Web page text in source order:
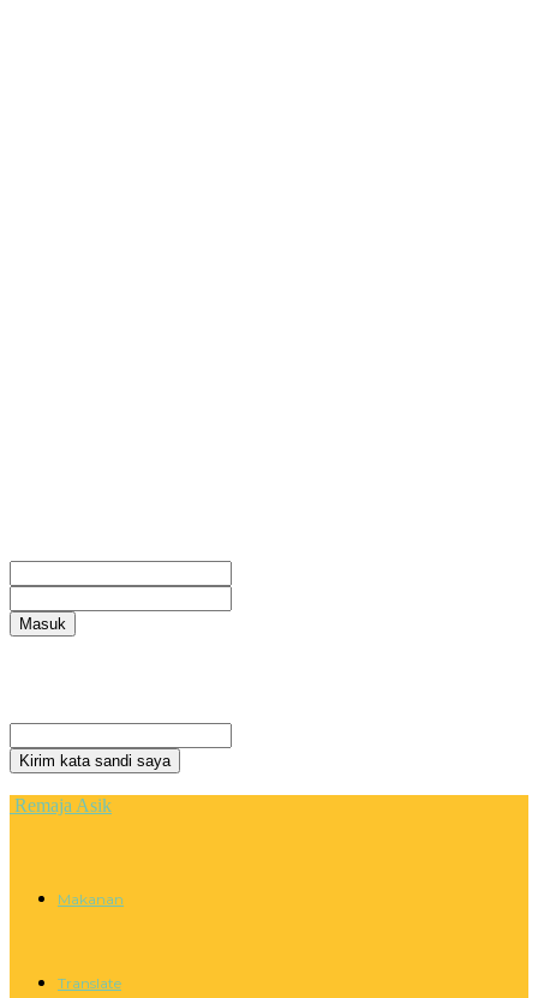
Remaja Asik
Makanan
Translate